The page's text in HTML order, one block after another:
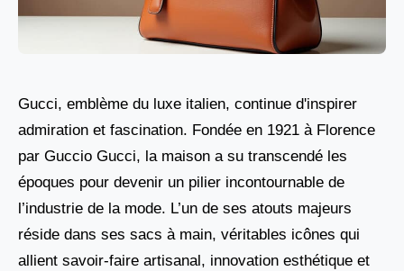
Gucci, emblème du luxe italien, continue d'inspirer
admiration et fascination. Fondée en 1921 à Florence
par Guccio Gucci, la maison a su transcendé les
époques pour devenir un pilier incontournable de
l’industrie de la mode. L’un de ses atouts majeurs
réside dans ses sacs à main, véritables icônes qui
allient savoir-faire artisanal, innovation esthétique et